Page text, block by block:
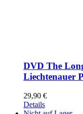
DVD The
Liechtenauer
29,90 €
Details